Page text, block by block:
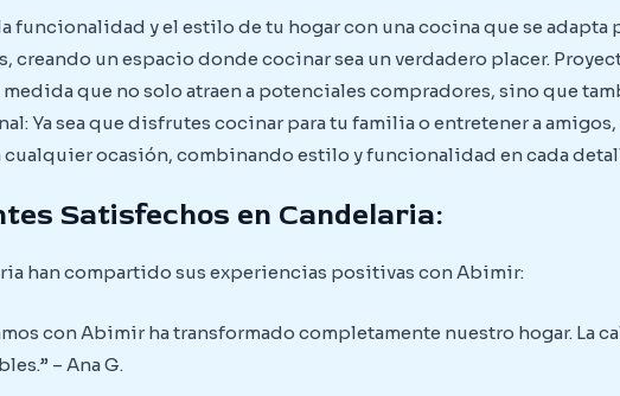
funcionalidad y el estilo de tu hogar con una cocina que se adapta
creando un espacio donde cocinar sea un verdadero placer.
que no solo atraen a potenciales compradores, sino que
Ya sea que disfrutes cocinar para tu familia o entretener a
ocasión, combinando estilo y funcionalidad en cada
Satisfechos en Candelaria:
han compartido sus experiencias positivas con Abimir:
con Abimir ha transformado completamente nuestro hogar. La
– Ana G.